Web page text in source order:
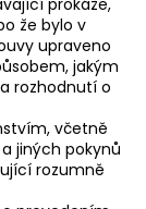
že bylo v
upraveno
jakým
rozhodnutí o
včetně
jiných pokynů
rozumně